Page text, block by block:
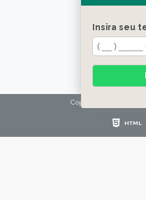
Copyright © Impressos
HTML
Insira seu